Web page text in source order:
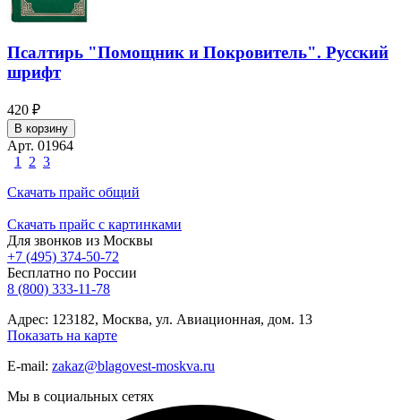
Псалтирь "Помощник и Покровитель". Русский
шрифт
420 ₽
В корзину
Арт. 01964
1
2 3
Скачать прайс общий
Скачать прайс с картинками
Для звонков из Москвы
+7 (495) 374-50-72
Бесплатно по России
8 (800) 333-11-78
Адрес: 123182, Москва, ул. Авиационная, дом. 13
Показать на карте
E-mail: zakaz@blagovest-moskva.ru
Мы в социальных сетях